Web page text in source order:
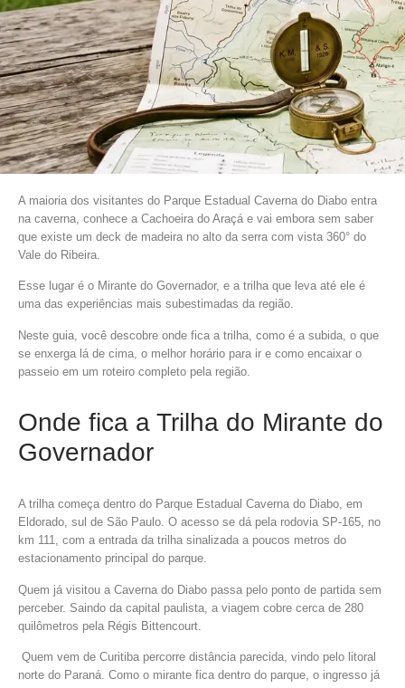
A maioria dos visitantes do Parque Estadual Caverna do Diabo entra
na caverna, conhece a Cachoeira do Araçá e vai embora sem saber
que existe um deck de madeira no alto da serra com vista 360° do
Vale do Ribeira.
Esse lugar é o Mirante do Governador, e a trilha que leva até ele é
uma das experiências mais subestimadas da região.
Neste guia, você descobre onde fica a trilha, como é a subida, o que
se enxerga lá de cima, o melhor horário para ir e como encaixar o
passeio em um roteiro completo pela região.
Onde fica a Trilha do Mirante do
Governador
A trilha começa dentro do Parque Estadual Caverna do Diabo, em
Eldorado, sul de São Paulo. O acesso se dá pela rodovia SP-165, no
km 111, com a entrada da trilha sinalizada a poucos metros do
estacionamento principal do parque.
Quem já visitou a Caverna do Diabo passa pelo ponto de partida sem
perceber. Saindo da capital paulista, a viagem cobre cerca de 280
quilômetros pela Régis Bittencourt.
Quem vem de Curitiba percorre distância parecida, vindo pelo litoral
norte do Paraná. Como o mirante fica dentro do parque, o ingresso já